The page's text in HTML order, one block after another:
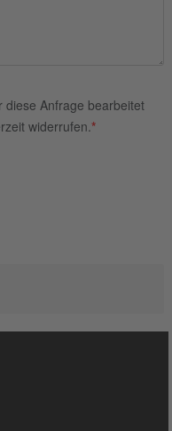
diese Anfrage bearbeitet
widerrufen.*